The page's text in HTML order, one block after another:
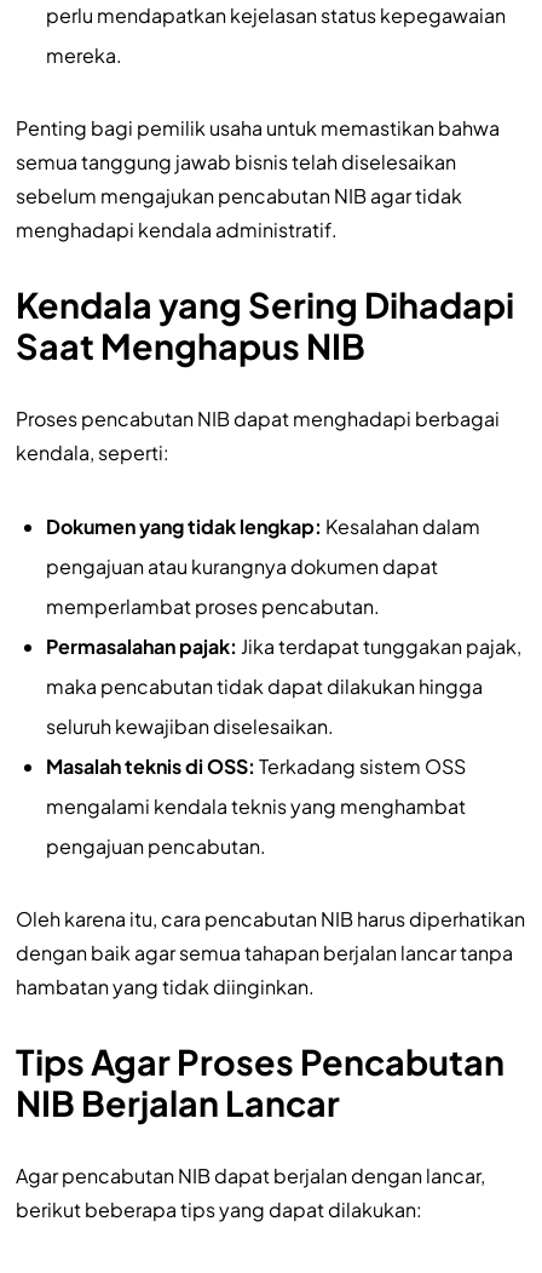
perlu mendapatkan kejelasan status kepegawaian
mereka.
Penting bagi pemilik usaha untuk memastikan bahwa
semua tanggung jawab bisnis telah diselesaikan
sebelum mengajukan pencabutan NIB agar tidak
menghadapi kendala administratif.
Kendala yang Sering Dihadapi
Saat Menghapus NIB
Proses pencabutan NIB dapat menghadapi berbagai
kendala, seperti:
Dokumen yang tidak lengkap: Kesalahan dalam
pengajuan atau kurangnya dokumen dapat
memperlambat proses pencabutan.
Permasalahan pajak: Jika terdapat tunggakan pajak,
maka pencabutan tidak dapat dilakukan hingga
seluruh kewajiban diselesaikan.
Masalah teknis di OSS: Terkadang sistem OSS
mengalami kendala teknis yang menghambat
pengajuan pencabutan.
Oleh karena itu, cara pencabutan NIB harus diperhatikan
dengan baik agar semua tahapan berjalan lancar tanpa
hambatan yang tidak diinginkan.
Tips Agar Proses Pencabutan
NIB Berjalan Lancar
Agar pencabutan NIB dapat berjalan dengan lancar,
berikut beberapa tips yang dapat dilakukan: